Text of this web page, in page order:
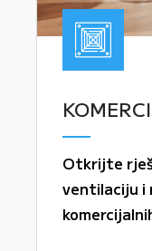
Otkrijte
ventilaciju i